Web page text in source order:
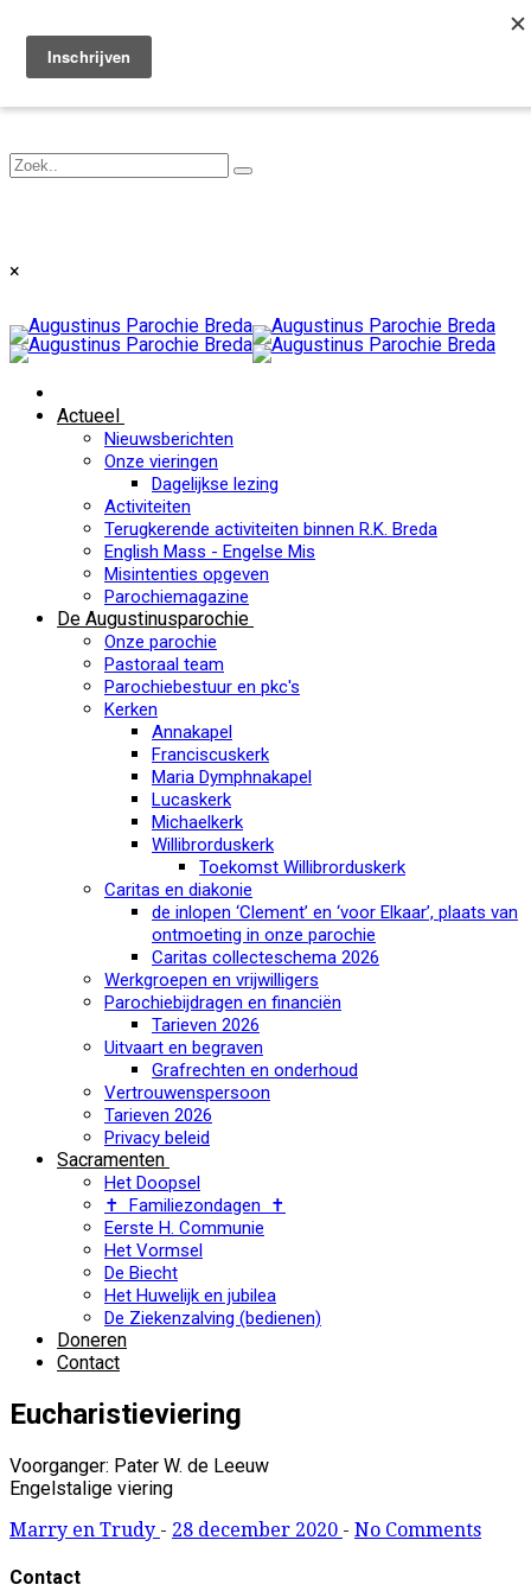
Toggle navigation
×
Actueel
Nieuwsberichten
Onze vieringen
Dagelijkse lezing
Activiteiten
Terugkerende activiteiten binnen R.K. Breda
English Mass - Engelse Mis
Misintenties opgeven
Parochiemagazine
De Augustinusparochie
Onze parochie
Pastoraal team
Parochiebestuur en pkc's
Kerken
Annakapel
Franciscuskerk
Maria Dymphnakapel
Lucaskerk
Michaelkerk
Willibrorduskerk
Toekomst Willibrorduskerk
Caritas en diakonie
de inlopen ‘Clement’ en ‘voor Elkaar’, plaats van
ontmoeting in onze parochie
Caritas collecteschema 2026
Werkgroepen en vrijwilligers
Parochiebijdragen en financiën
Tarieven 2026
Uitvaart en begraven
Grafrechten en onderhoud
Vertrouwenspersoon
Tarieven 2026
Privacy beleid
Sacramenten
Het Doopsel
✝ Familiezondagen ✝
Eerste H. Communie
Het Vormsel
De Biecht
Het Huwelijk en jubilea
De Ziekenzalving (bedienen)
Doneren
Contact
Eucharistieviering
Voorganger: Pater W. de Leeuw
Engelstalige viering
Marry en Trudy - 28 december 2020 - No Comments
Contact